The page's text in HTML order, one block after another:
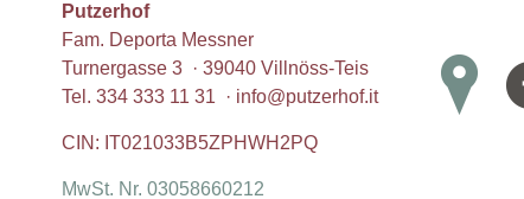
Putzerhof
Fam. Deporta Messner
Turnergasse 3 · 39040 Villnöss-Teis
Tel. 334 333 11 31 · info@putzerhof.it
CIN: IT021033B5ZPHWH2PQ
MwSt. Nr. 03058660212